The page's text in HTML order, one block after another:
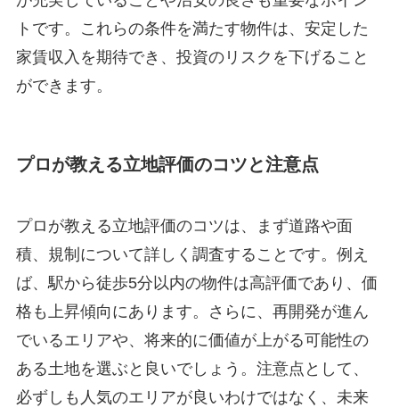
トです。これらの条件を満たす物件は、安定した
家賃収入を期待でき、投資のリスクを下げること
ができます。
プロが教える立地評価のコツと注意点
プロが教える立地評価のコツは、まず道路や面
積、規制について詳しく調査することです。例え
ば、駅から徒歩5分以内の物件は高評価であり、価
格も上昇傾向にあります。さらに、再開発が進ん
でいるエリアや、将来的に価値が上がる可能性の
ある土地を選ぶと良いでしょう。注意点として、
必ずしも人気のエリアが良いわけではなく、未来